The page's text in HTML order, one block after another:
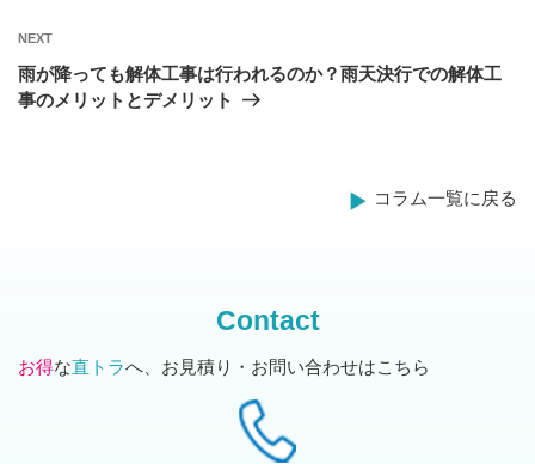
ビ
ゲ
Next
Post
NEXT
雨が降っても解体工事は行われるのか？雨天決行での解体工
事のメリットとデメリット
コラム一覧に戻る
Contact
お得な直トラへ、お見積り・お問い合わせはこちら